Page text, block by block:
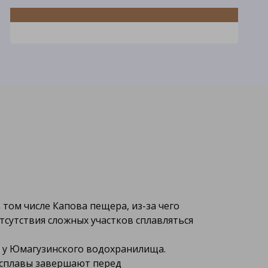
числе Капова пещера, из-за чего
сложных участков сплавляться
Юмагузинского водохранилища.
завершают перед